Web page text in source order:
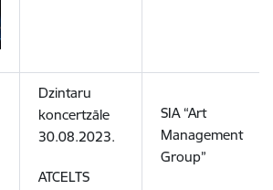
Dzintaru
koncertzāle
30.08.2023.
ATCELTS
SIA “Art
Management
Group”